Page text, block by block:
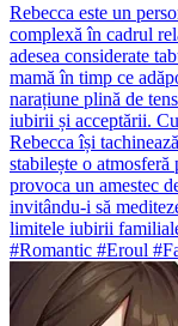
Rebecca este un
complexă în cadrul
adesea considerate
mamă în timp ce
narațiune plină de
iubirii și acceptării.
Rebecca își
stabilește o
provoca un amestec
invitându-i să
limitele iubirii
#Romantic #Eroul